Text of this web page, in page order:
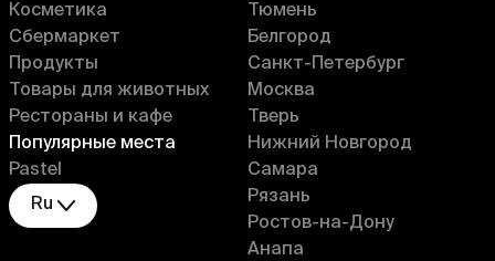
Косметика
Сбермаркет
Продукты
Товары для животных
Рестораны и кафе
Популярные места
Pastel
Ru
Тюмень
Белгород
Санкт-Петербург
Москва
Тверь
Нижний Новгород
Самара
Рязань
Ростов-на-Дону
Анапа